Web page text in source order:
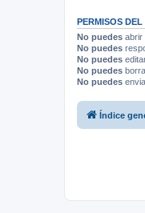
PERMISOS DEL
No puedes abrir
No puedes
No puedes
No puedes
No puedes
Índice